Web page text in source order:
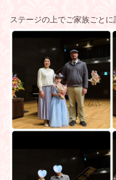
ステージの上でご家族ごと